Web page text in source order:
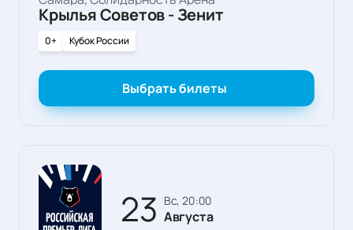
Крылья Советов - Зенит
0+ Кубок России
Выбрать билеты
23 вс, 20:00
Августа